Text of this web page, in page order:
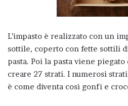
L’impasto è realizzato con un
sottile, coperto con fette sottili
pasta. Poi la pasta viene
creare 27 strati. I numerosi
è come diventa così gonfi e